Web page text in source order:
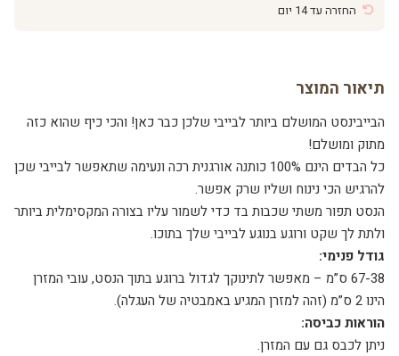
החזרה עד 14 יום
תיאור המוצר
הבייבינסט המושלם ביותר לבייבי שלכן כבר כאן! והכי כיף שהוא כזה
מתוק ומושלם!
כל הבדים הינם 100% כותנה אורגנית רכה ונעימה שתאפשר לבייבי שכן
להרגיש הכי נינוח ושליו שרק אפשר.
הנסט תפור משתי שכבות בד כדי לשמור עליו בצורה המקסימלית ביותר
ולתת לך שקט ורוגע בנוגע לבייבי שלך בתוכו.
גודל פנימי:
67-38 ס”מ – מאפשר לתינוקך לגדול ברוגע בתוך הנסט, עובי המזרן
הינו 2 ס”מ (זהה למזרן המגיע באמבטיה של העגלה).
הוראות כביסה:
ניתן לכבס גם עם המזרן.